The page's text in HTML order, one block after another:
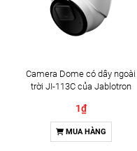
Camera Dome có dây ngoài
trời JI-113C của Jablotron
1₫
MUA HÀNG